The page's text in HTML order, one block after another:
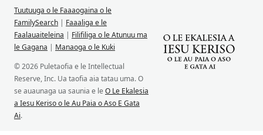
Tuutuuga o le Faaaogaina o le
FamilySearch | Faaaliga e le
Faalauaiteleina | Filifiliga o le Atunuu ma
le Gagana | Manaoga o le Kuki
© 2026 Puletaofia e le Intellectual
Reserve, Inc. Ua taofia aia tatau uma. O
se auaunaga ua saunia e le O Le Ekalesia
a Iesu Keriso o le Au Paia o Aso E Gata
Ai.